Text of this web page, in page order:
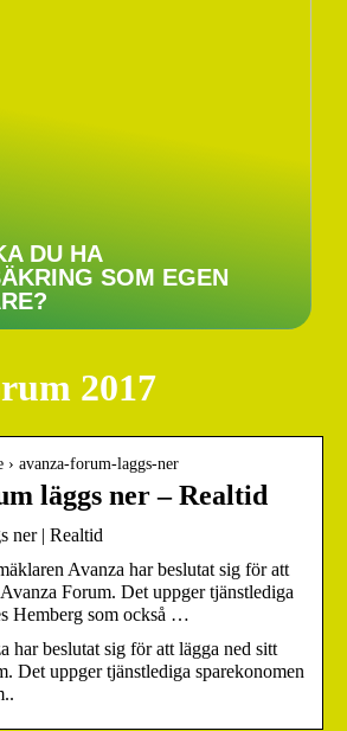
DU HA
SOM EGEN
2017
avanza-forum-laggs-ner
läggs ner – Realtid
ner | Realtid
Avanza har beslutat sig för att
Forum. Det uppger tjänstlediga
Hemberg som också …
har beslutat sig för att lägga ned sitt
Det uppger tjänstlediga sparekonomen